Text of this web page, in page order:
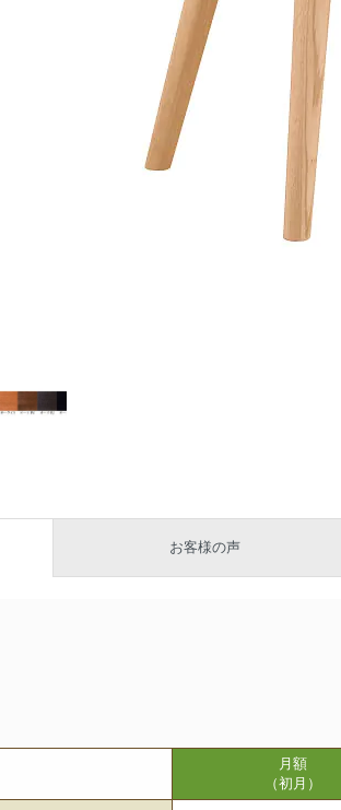
お客様の声
月額
（初月）